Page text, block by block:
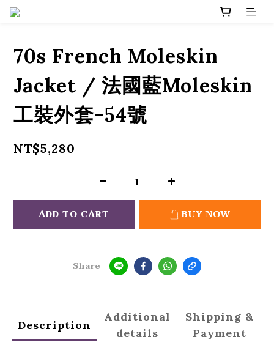
70s French Moleskin
Jacket / 法國藍Moleskin
工裝外套-54號
NT$5,280
ADD TO CART BUY NOW
Share
Description
Additional
details
Shipping &
Payment